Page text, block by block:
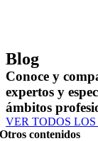
Blog
Conoce y
expertos y
ámbitos
VER TODOS
Otros contenidos